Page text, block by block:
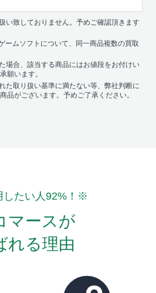
い致しておりません。予めご確認頂きます
ームソフトについて、同一商品複数の買取
場合、該当する商品にはお値段をお付けい
願います。
た取り扱い基準に満たない等、弊社判断に
品がございます。予めご了承ください。
したい人92%！ ※
マースが
れる理由